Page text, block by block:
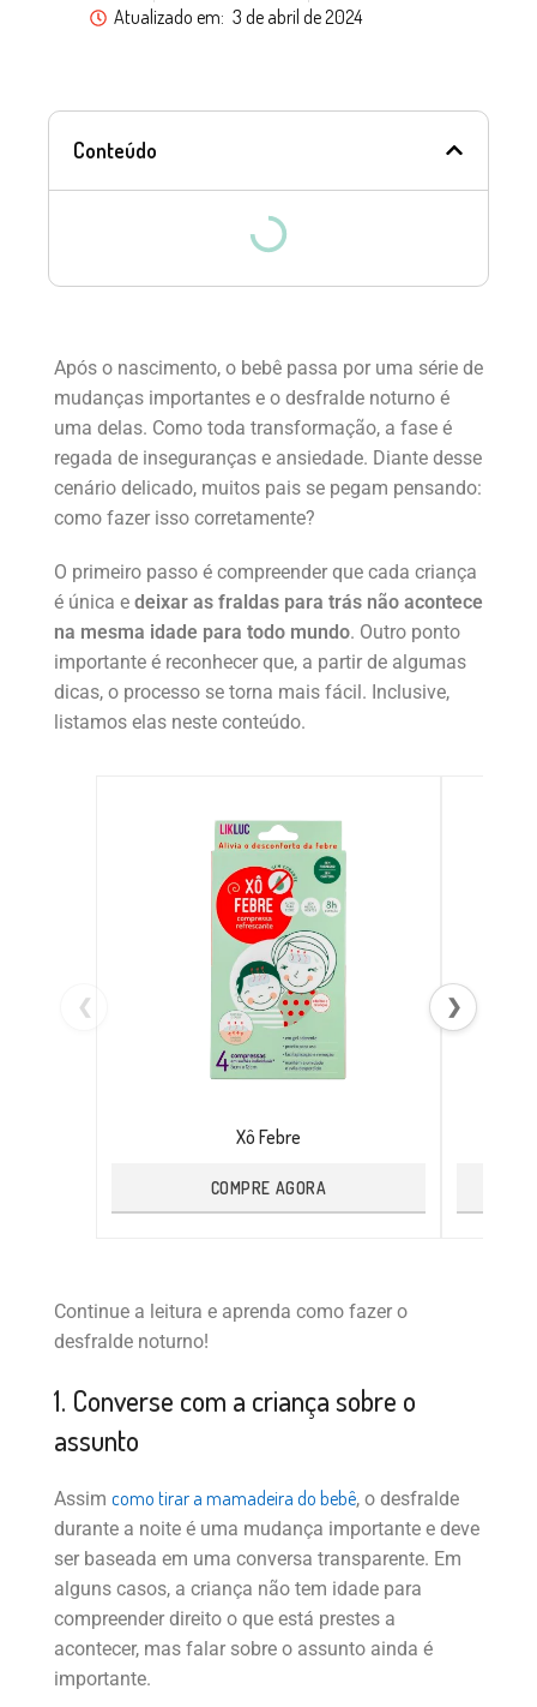
Atualizado em: 3 de abril de 2024
Conteúdo
Após o nascimento, o bebê passa por uma série de
mudanças importantes e o desfralde noturno é
uma delas. Como toda transformação, a fase é
regada de inseguranças e ansiedade. Diante desse
cenário delicado, muitos pais se pegam pensando:
como fazer isso corretamente?
O primeiro passo é compreender que cada criança
é única e deixar as fraldas para trás não acontece
na mesma idade para todo mundo. Outro ponto
importante é reconhecer que, a partir de algumas
dicas, o processo se torna mais fácil. Inclusive,
listamos elas neste conteúdo.
❮
Xô Febre
COMPRE AGORA
❯
Continue a leitura e aprenda como fazer o
desfralde noturno!
1. Converse com a criança sobre o
assunto
Assim como tirar a mamadeira do bebê, o desfralde
durante a noite é uma mudança importante e deve
ser baseada em uma conversa transparente. Em
alguns casos, a criança não tem idade para
compreender direito o que está prestes a
acontecer, mas falar sobre o assunto ainda é
importante.